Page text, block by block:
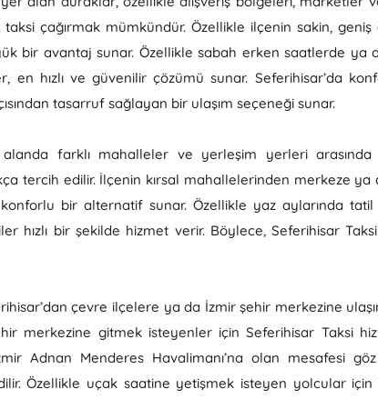
çağırmak mümkündür. Özellikle ilçenin sakin, geniş
bir avantaj sunar. Özellikle sabah erken saatlerde ya
hızlı ve güvenilir çözümü sunar. Seferihisar’da
tasarruf sağlayan bir ulaşım seçeneği sunar.
farklı mahalleler ve yerleşim yerleri arasında
tercih edilir. İlçenin kırsal mahallelerinden merkeze ya
bir alternatif sunar. Özellikle yaz aylarında tatil
hızlı bir şekilde hizmet verir. Böylece, Seferihisar
çevre ilçelere ya da İzmir şehir merkezine
merkezine gitmek isteyenler için Seferihisar Taksi
Adnan Menderes Havalimanı’na olan mesafesi
Özellikle uçak saatine yetişmek isteyen yolcular